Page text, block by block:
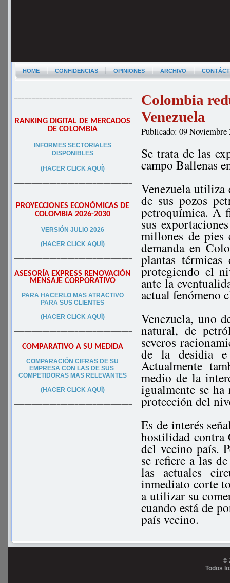
HOME CONFIDENCIAS OPINIONES ARCHIVO
–––––––––––––––––––––––––––––––––
RANKING DIGITAL DE MERCADOS
DE COLOMBIA
INFORMES SECTORIALES
DISPONIBLES
(HACER CLICK AQUÍ)
–––––––––––––––––––––––––––––––––
PROYECCIONES ECONÓMICAS DE
COLOMBIA 2026-2030
VERSIÓN JULIO 2026
(HACER CLICK AQUÍ)
–––––––––––––––––––––––––––––––––
ASESORÍA EXPRESS RENOVACIÓN
MENSAJE CORPORATIVO
PARA HACERLO MAS ATRACTIVO
PARA SUS CLIENTES
(HACER CLICK AQUÍ)
–––––––––––––––––––––––––––––––––
COMPARATIVO A SU MEDIDA
COMPARACIÓN CIFRAS DE SU
EMPRESA CON LAS DE SUS
COMPETIDORAS MAS RELEVANTES
(HACER CLICK AQUÍ)
–––––––––––––––––––––––––––––––––
Colombia
Venezuela
Publicado: 09 Noviembre
Se trata de las
campo Ballenas
Venezuela utiliza
de sus pozos
petroquímica. A
sus
millones de pies
demanda en
plantas
protegiendo el
ante la
actual fenómeno
Venezuela, uno
natural, de
severos
de la desidia e
Actualmente
medio de la
igualmente se
protección del
Es de interés
hostilidad contra
del vecino país.
se refiere a las
las actuales
inmediato corte
a utilizar su
cuando está de
país vecino.
©
Todos